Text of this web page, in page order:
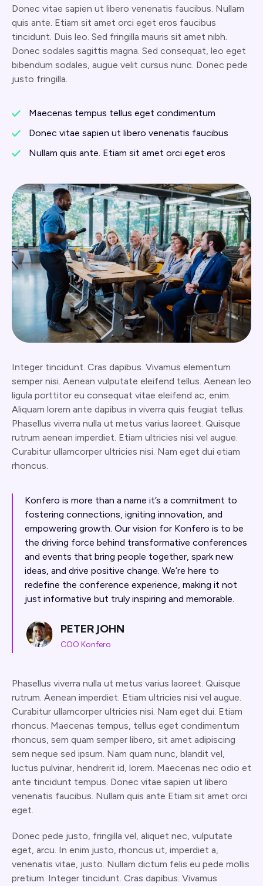
Donec vitae sapien ut libero venenatis faucibus. Nullam
quis ante. Etiam sit amet orci eget eros faucibus
tincidunt. Duis leo. Sed fringilla mauris sit amet nibh.
Donec sodales sagittis magna. Sed consequat, leo eget
bibendum sodales, augue velit cursus nunc. Donec pede
justo fringilla.
Maecenas tempus tellus eget condimentum
Donec vitae sapien ut libero venenatis faucibus
Nullam quis ante. Etiam sit amet orci eget eros
Integer tincidunt. Cras dapibus. Vivamus elementum
semper nisi. Aenean vulputate eleifend tellus. Aenean leo
ligula porttitor eu consequat vitae eleifend ac, enim.
Aliquam lorem ante dapibus in viverra quis feugiat tellus.
Phasellus viverra nulla ut metus varius laoreet. Quisque
rutrum aenean imperdiet. Etiam ultricies nisi vel augue.
Curabitur ullamcorper ultricies nisi. Nam eget dui etiam
rhoncus.
Konfero is more than a name it’s a commitment to
fostering connections, igniting innovation, and
empowering growth. Our vision for Konfero is to be
the driving force behind transformative conferences
and events that bring people together, spark new
ideas, and drive positive change. We’re here to
redefine the conference experience, making it not
just informative but truly inspiring and memorable.
PETER JOHN
COO Konfero
Phasellus viverra nulla ut metus varius laoreet. Quisque
rutrum. Aenean imperdiet. Etiam ultricies nisi vel augue.
Curabitur ullamcorper ultricies nisi. Nam eget dui. Etiam
rhoncus. Maecenas tempus, tellus eget condimentum
rhoncus, sem quam semper libero, sit amet adipiscing
sem neque sed ipsum. Nam quam nunc, blandit vel,
luctus pulvinar, hendrerit id, lorem. Maecenas nec odio et
ante tincidunt tempus. Donec vitae sapien ut libero
venenatis faucibus. Nullam quis ante Etiam sit amet orci
eget.
Donec pede justo, fringilla vel, aliquet nec, vulputate
eget, arcu. In enim justo, rhoncus ut, imperdiet a,
venenatis vitae, justo. Nullam dictum felis eu pede mollis
pretium. Integer tincidunt. Cras dapibus. Vivamus